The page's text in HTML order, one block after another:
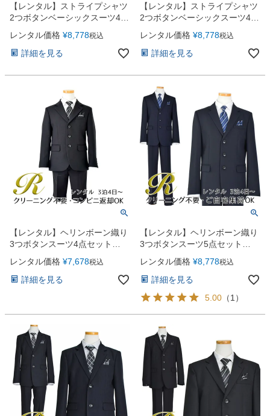
【レンタル】ストライプシャツ
2つボタンベーシックスーツ4点
セット(CAT555610) ネイビー
レンタル価格 ¥8,778税込
詳細を見る
【レンタル】ストライプシャツ
2つボタンベーシックスーツ4点
セット(CAT555610) ブラック
レンタル価格 ¥8,778税込
詳細を見る
【レンタル】ヘリンボーン織り
3つボタンスーツ4点セット
(CAT545411) ブラック
レンタル価格 ¥7,678税込
詳細を見る
【レンタル】ヘリンボーン織り
3つボタンスーツ5点セット
(CAT545611)ネイビー
レンタル価格 ¥8,778税込
詳細を見る
5.00 （1 ）